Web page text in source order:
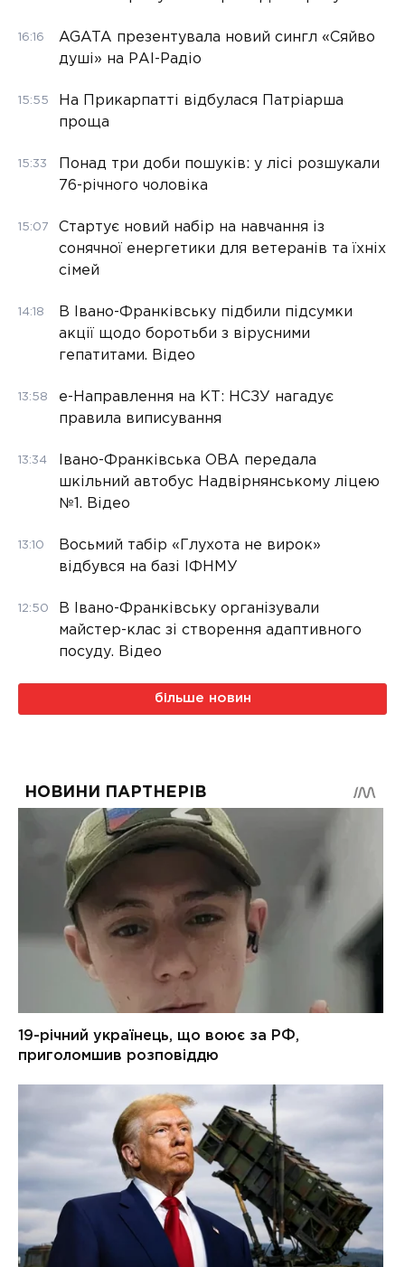
16:16
AGATA презентувала новий сингл «Сяйво
душі» на РАІ-Радіо
15:55
На Прикарпатті відбулася Патріарша
проща
15:33
Понад три доби пошуків: у лісі розшукали
76-річного чоловіка
15:07
Стартує новий набір на навчання із
сонячної енергетики для ветеранів та їхніх
сімей
14:18
В Івано-Франківську підбили підсумки
акції щодо боротьби з вірусними
гепатитами. Відео
13:58
е-Направлення на КТ: НСЗУ нагадує
правила виписування
13:34
Івано-Франківська ОВА передала
шкільний автобус Надвірнянському ліцею
№1. Відео
13:10
Восьмий табір «Глухота не вирок»
відбувся на базі ІФНМУ
12:50
В Івано-Франківську організували
майстер-клас зі створення адаптивного
посуду. Відео
більше новин